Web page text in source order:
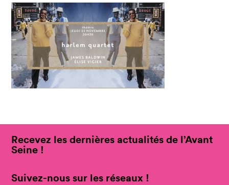
Recevez les dernières actualités de l’Avant
Seine !
Suivez-nous sur les réseaux !